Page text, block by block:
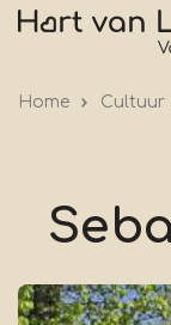
Skip
Home Cultuur